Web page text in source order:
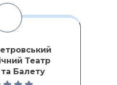
Театр
Балету